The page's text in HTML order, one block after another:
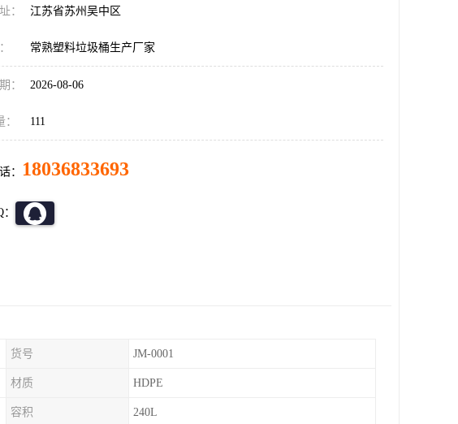
： 江苏省苏州吴中区
常熟塑料垃圾桶生产厂家
： 2026-08-06
111
： 18036833693
货号 JM-0001
材质 HDPE
容积 240L